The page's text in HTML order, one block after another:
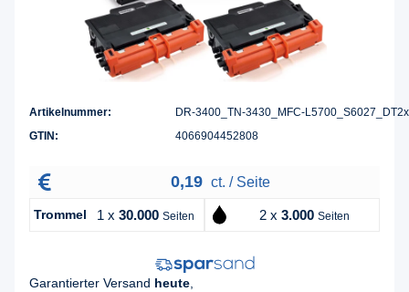
Artikelnummer:
DR-3400_TN-3430_MFC-L5700_S6027_DT2x
GTIN:
4066904452808
0,19 ct. / Seite
Trommel 1 x 30.000 Seiten 2 x 3.000 Seiten
Garantierter Versand heute